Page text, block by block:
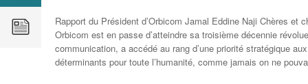
Rapport du Président d’Orbicom Jamal Eddine Naji Chères et
Orbicom est en passe d’atteindre sa troisième décennie
communication, a accédé au rang d’une priorité stratégique
déterminants pour toute l’humanité, comme jamais on ne